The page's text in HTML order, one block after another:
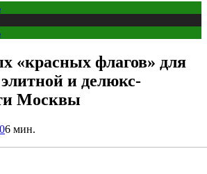
«красных флагов» для
и делюкс-
Москвы
06 мин.